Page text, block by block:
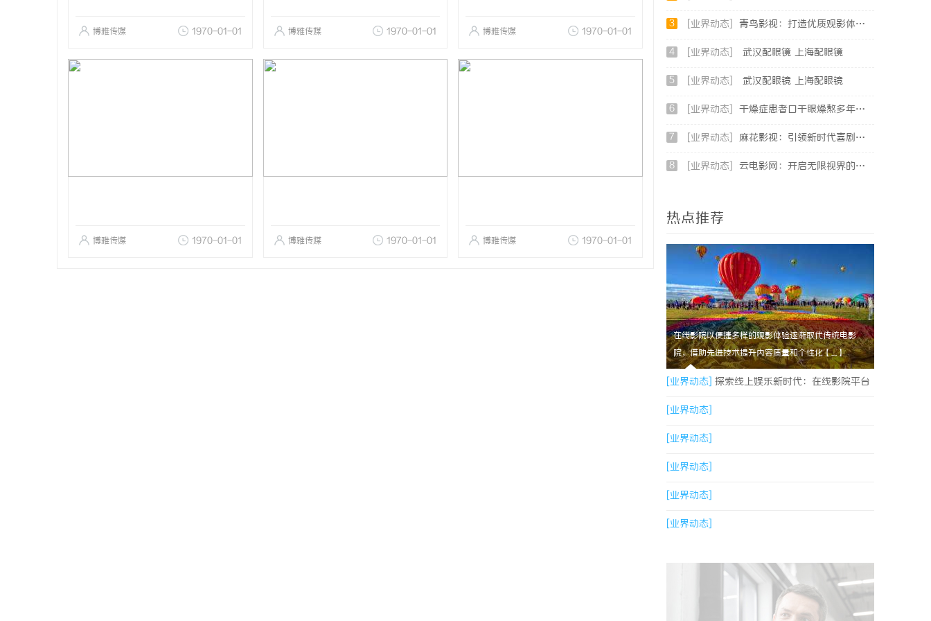
博雅传媒 1970-01-01 博雅传媒 1970-01-01 博雅传媒 1970-01-01
博雅传媒 1970-01-01 博雅传媒 1970-01-01 博雅传媒 1970-01-01
3 [业界动态] 青鸟影视：打造优质观影体验的行业新标杆
4 [业界动态] 武汉配眼镜 上海配眼镜
5 [业界动态] 武汉配眼镜 上海配眼镜
6 [业界动态] 干燥症患者口干眼燥熬多年，一个周期缓过来？老中医：一张辨证方对症，身体找回津液
7 [业界动态] 麻花影视：引领新时代喜剧影视创作的先锋力量
8 [业界动态] 云电影网：开启无限视界的全新影视体验之旅
热点推荐
在线影院以便捷多样的观影体验逐渐取代传统电影
院，借助先进技术提升内容质量和个性化【....】
[业界动态] 探索线上娱乐新时代：在线影院平台
的魅力与未来发展趋势
[业界动态]
[业界动态]
[业界动态]
[业界动态]
[业界动态]